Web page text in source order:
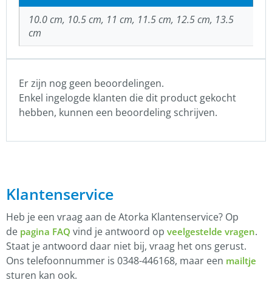
10.0 cm, 10.5 cm, 11 cm, 11.5 cm, 12.5 cm, 13.5
cm
Er zijn nog geen beoordelingen.
Enkel ingelogde klanten die dit product gekocht
hebben, kunnen een beoordeling schrijven.
Klantenservice
Heb je een vraag aan de Atorka Klantenservice? Op
de pagina FAQ vind je antwoord op veelgestelde vragen.
Staat je antwoord daar niet bij, vraag het ons gerust.
Ons telefoonnummer is 0348-446168, maar een mailtje
sturen kan ook.